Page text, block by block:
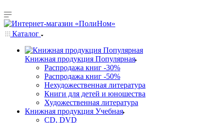
Каталог
Книжная продукция Популярная
Распродажа книг -30%
Распродажа книг -50%
Нехудожественная литература
Книги для детей и юношества
Художественная литература
Книжная продукция Учебная
CD, DVD